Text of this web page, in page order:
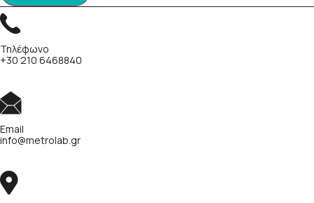
Τηλέφωνο
+30 210 6468840
Email
info@metrolab.gr